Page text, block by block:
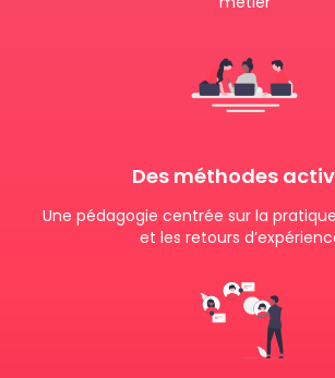
Des méthodes
Une pédagogie centrée sur la
et les retours